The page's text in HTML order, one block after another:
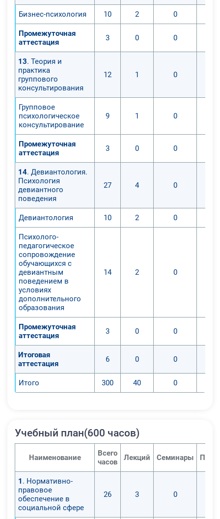
Бизнес-психология 10 2 0
Промежуточная
аттестация
3 0 0
13. Теория и
практика
группового
консультирования
12 1 0
Групповое
психологическое
консультирование
9 1 0
Промежуточная
аттестация
3 0 0
14. Девиантология.
Психология
девиантного
поведения
27 4 0
Девиантология 10 2 0
Психолого-
педагогическое
сопровождение
обучающихся с
девиантным
поведением в
условиях
дополнительного
образования
14 2 0
Промежуточная
аттестация
3 0 0
Итоговая
аттестация
6 0 0
Итого 300 40 0
Учебный план(600 часов)
Наименование
Всего
часов
Лекций Семинары
1 . Нормативно-
правовое
обеспечение в
социальной сфере
26 3 0